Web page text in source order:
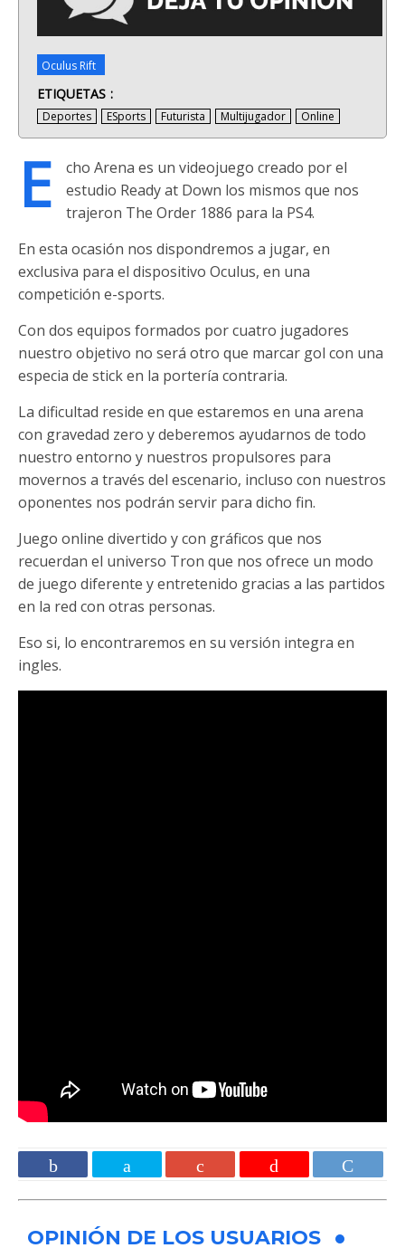
Oculus Rift
ETIQUETAS
Deportes ESports Futurista Multijugador Online
E
cho Arena es un videojuego creado por el
estudio Ready at Down los mismos que nos
trajeron The Order 1886 para la PS4.
En esta ocasión nos dispondremos a jugar, en
exclusiva para el dispositivo Oculus, en una
competición e-sports.
Con dos equipos formados por cuatro jugadores
nuestro objetivo no será otro que marcar gol con una
especia de stick en la portería contraria.
La dificultad reside en que estaremos en una arena
con gravedad zero y deberemos ayudarnos de todo
nuestro entorno y nuestros propulsores para
movernos a través del escenario, incluso con nuestros
oponentes nos podrán servir para dicho fin.
Juego online divertido y con gráficos que nos
recuerdan el universo Tron que nos ofrece un modo
de juego diferente y entretenido gracias a las partidos
en la red con otras personas.
Eso si, lo encontraremos en su versión integra en
ingles.
OPINIÓN DE LOS USUARIOS